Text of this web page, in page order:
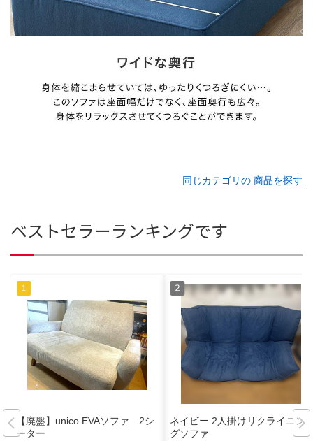
同じカテゴリの 商品を探す
ベストセラーランキングです
【廃盤】unico EVAソファ 2シ
ーター
ネイビー 2人掛けリクライニン
グソファ